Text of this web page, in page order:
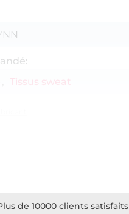
Tissus sweat
de 10000 clients satisfaits